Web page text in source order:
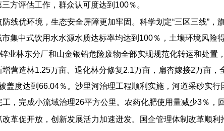
方评估工作，群众认可度达到100％。
线优环境，生态安全屏障更加牢固。科学划定“三区三线”
集中式饮用水水源水质达标率均达到100％，土壤环境风
业林东分厂和山金银铅危险废物全部实现规范化转运和处
营造林1.25万亩、退化林分修复2.1万亩，扁杏嫁接2万亩
盖度达到66.04％。沙里河治理工程顺利实施，河道采砂实
，完成小流域治理26平方公里。农药化肥使用量减少3％，
革促开放，创新发展活力加速迸发。国企管理体制改革顺